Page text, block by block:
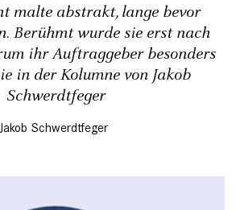
malte abstrakt, lange bevor
Berühmt wurde sie erst nach
ihr Auftraggeber besonders
in der Kolumne von Jakob
Schwerdtfeger
Jakob Schwerdtfeger